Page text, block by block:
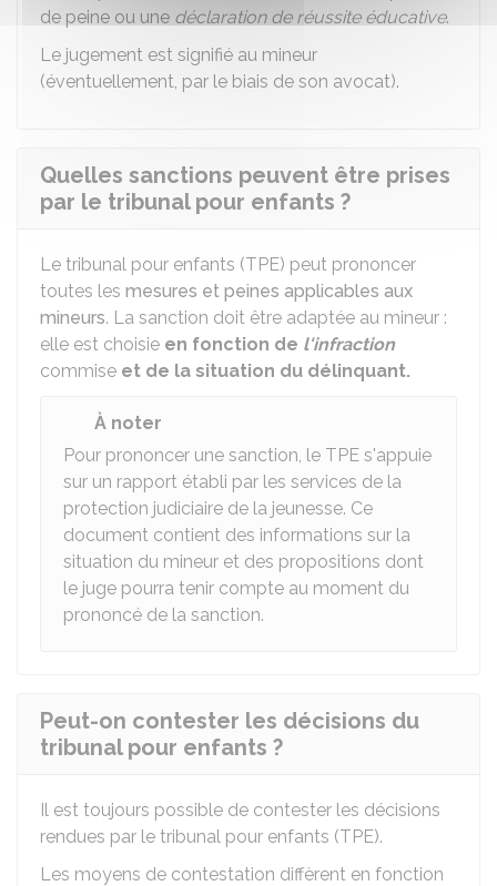
de peine ou une déclaration de réussite éducative.
Le jugement est signifié au mineur
(éventuellement, par le biais de son avocat).
Quelles sanctions peuvent être prises
par le tribunal pour enfants ?
Le tribunal pour enfants (TPE) peut prononcer
toutes les mesures et peines applicables aux
mineurs. La sanction doit être adaptée au mineur :
elle est choisie en fonction de l'infraction
commise et de la situation du délinquant.
À noter
Pour prononcer une sanction, le TPE s'appuie
sur un rapport établi par les services de la
protection judiciaire de la jeunesse. Ce
document contient des informations sur la
situation du mineur et des propositions dont
le juge pourra tenir compte au moment du
prononcé de la sanction.
Peut-on contester les décisions du
tribunal pour enfants ?
Il est toujours possible de contester les décisions
rendues par le tribunal pour enfants (TPE).
Les moyens de contestation diffèrent en fonction